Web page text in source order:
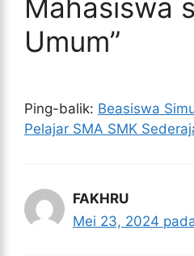
Mahasiswa
Umum”
Ping-balik: Beasiswa
Pelajar SMA SMK
FAKHRU
Mei 23, 2024